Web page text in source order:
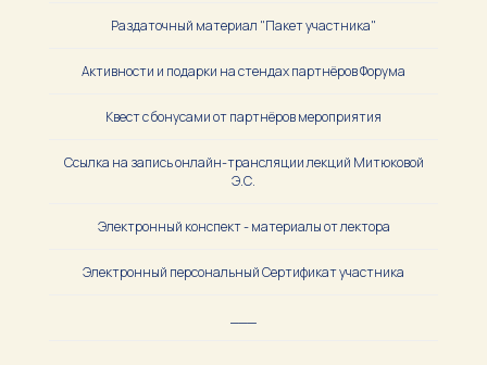
Раздаточный материал "Пакет участника"
Активности и подарки на стендах партнёров Форума
Квест с бонусами от партнёров мероприятия
Ссылка на запись онлайн-трансляции лекций Митюковой
Э.С.
Электронный конспект - материалы от лектора
Электронный персональный Сертификат участника